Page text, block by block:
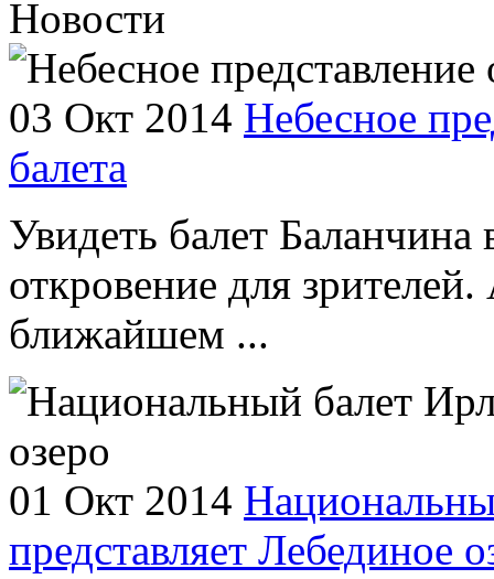
Новости
03 Окт 2014 Небесное
балета
Увидеть балет
откровение для
ближайшем ...
01 Окт 2014
представляет Лебединое